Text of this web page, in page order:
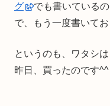
グ
でも書いている
で、もう一度書いてお
というのも、ワタシ
昨日、買ったのです^^